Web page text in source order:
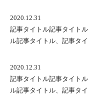
2020.12.31
記事タイトル記事タイト
ル記事タイトル、記事タ
2020.12.31
記事タイトル記事タイト
ル記事タイトル、記事タ